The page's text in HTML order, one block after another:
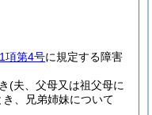
項第4号に規定する障害
(夫、父母又は祖父母に
、兄弟姉妹について